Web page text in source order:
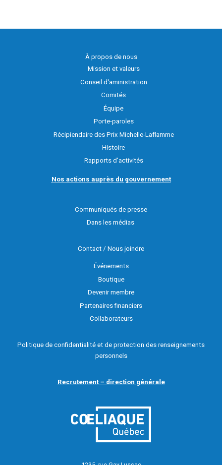
À propos de nous
Mission et valeurs
Conseil d'aministration
Comités
Équipe
Porte-paroles
Récipiendaire des Prix Michelle-Laflamme
Histoire
Rapports d'activités
Nos actions auprès du gouvernement
Communiqués de presse
Dans les médias
Contact / Nous joindre
Événements
Boutique
Devenir membre
Partenaires financiers
Collaborateurs
Politique de confidentialité et de protection des renseignements
personnels
Recrutement – direction générale